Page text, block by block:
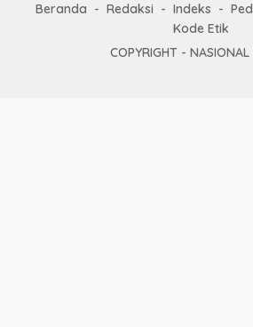
Beranda Redaksi Indeks
Kode Etik
COPYRIGHT - NASIONAL